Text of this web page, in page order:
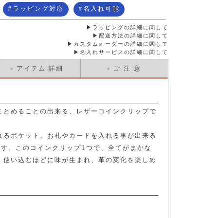
ラッピング対応 名入れ可能
ラッピングの詳細に関して
配送方法の詳細に関して
カスタムオーダーの詳細に関して
名入れサービスの詳細に関して
» アイテム 詳細 » ご 注 意
とめることの出来る、レザーコインクリップで
るポケット、お札やカードを入れる事が出来る
。このコインクリップ1つで、全てがまかな
使い込むほどに味が生まれ、革の変化を楽しめ